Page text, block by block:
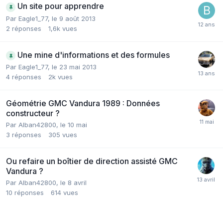
Un site pour apprendre
Par Eagle1_77, le 9 août 2013
2 réponses 1,6k vues
Une mine d'informations et des formules
Par Eagle1_77, le 23 mai 2013
4 réponses 2k vues
Géométrie GMC Vandura 1989 : Données
constructeur ?
Par Alban42800, le 10 mai
3 réponses 305 vues
Ou refaire un boîtier de direction assisté GMC
Vandura ?
Par Alban42800, le 8 avril
10 réponses 614 vues